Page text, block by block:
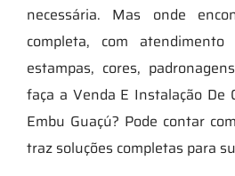
necessária. Mas onde
completa, com
estampas, cores,
faça a Venda E Instalação De
Embu Guaçú? Pode contar
traz soluções completas para